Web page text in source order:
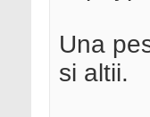
Una
si altii.